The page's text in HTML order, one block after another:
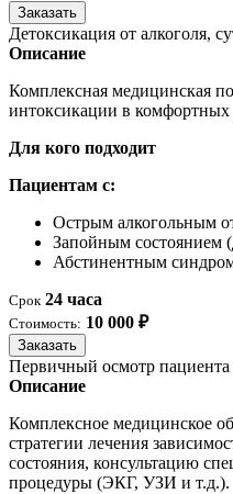
Заказать
Детоксикация от алкоголя,
Описание
Комплексная медицинская
интоксикации в комфортных
Для кого подходит
Пациентам с:
Острым алкогольным
Запойным состоянием
Абстинентным
Срок 24 часа
Стоимость: 10 000 ₽
Заказать
Первичный осмотр
Описание
Комплексное медицинское
стратегии лечения
состояния, консультацию
процедуры (ЭКГ, УЗИ и т.д.).